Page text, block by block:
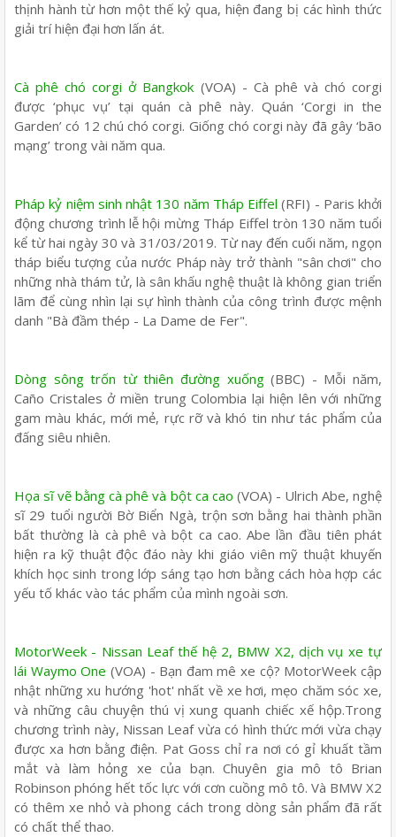
thịnh hành từ hơn một thế kỷ qua, hiện đang bị các hình thức
giải trí hiện đại hơn lấn át.
Cà phê chó corgi ở Bangkok (VOA) - Cà phê và chó corgi
được ‘phục vụ’ tại quán cà phê này. Quán ‘Corgi in the
Garden’ có 12 chú chó corgi. Giống chó corgi này đã gây ‘bão
mạng’ trong vài năm qua.
Pháp kỷ niệm sinh nhật 130 năm Tháp Eiffel (RFI) - Paris khởi
động chương trình lễ hội mừng Tháp Eiffel tròn 130 năm tuổi
kể từ hai ngày 30 và 31/03/2019. Từ nay đến cuối năm, ngọn
tháp biểu tượng của nước Pháp này trở thành "sân chơi" cho
những nhà thám tử, là sân khấu nghệ thuật là không gian triển
lãm để cùng nhìn lại sự hình thành của công trình được mệnh
danh "Bà đầm thép - La Dame de Fer".
Dòng sông trốn từ thiên đường xuống(BBC) - Mỗi năm,
Caño Cristales ở miền trung Colombia lại hiện lên với những
gam màu khác, mới mẻ, rực rỡ và khó tin như tác phẩm của
đấng siêu nhiên.
Họa sĩ vẽ bằng cà phê và bột ca cao (VOA) - Ulrich Abe, nghệ
sĩ 29 tuổi người Bờ Biển Ngà, trộn sơn bằng hai thành phần
bất thường là cà phê và bột ca cao. Abe lần đầu tiên phát
hiện ra kỹ thuật độc đáo này khi giáo viên mỹ thuật khuyến
khích học sinh trong lớp sáng tạo hơn bằng cách hòa hợp các
yếu tố khác vào tác phẩm của mình ngoài sơn.
MotorWeek - Nissan Leaf thế hệ 2, BMW X2, dịch vụ xe tự
lái Waymo One (VOA) - Bạn đam mê xe cộ? MotorWeek cập
nhật những xu hướng 'hot' nhất về xe hơi, mẹo chăm sóc xe,
và những câu chuyện thú vị xung quanh chiếc xế hộp.Trong
chương trình này, Nissan Leaf vừa có hình thức mới vừa chạy
được xa hơn bằng điện. Pat Goss chỉ ra nơi có gỉ khuất tầm
mắt và làm hỏng xe của bạn. Chuyên gia mô tô Brian
Robinson phóng hết tốc lực với cơn cuồng mô tô. Và BMW X2
có thêm xe nhỏ và phong cách trong dòng sản phẩm đã rất
có chất thể thao.